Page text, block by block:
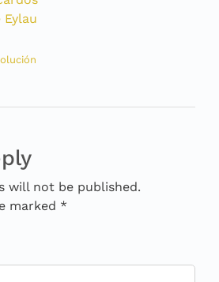
will not be published.
marked *